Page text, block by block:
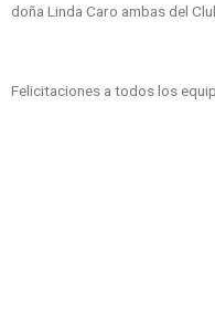
doña Linda Caro ambas del
Felicitaciones a todos los